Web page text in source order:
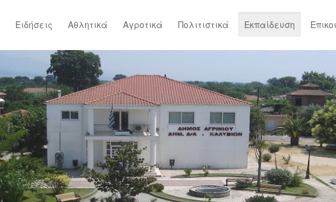
Ειδήσεις Αθλητικά Αγροτικά Πολιτιστικά Εκπαίδευση